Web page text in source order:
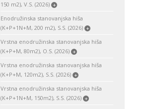
150 m2), V.S. (2026) +
Enodružinska stanovanjska hiša
(K+P+1N+M, 200 m2), S.S. (2026) +
Vrstna enodružinska stanovanjska hiša
(K+P+M, 80m2), O.S. (2026) +
Vrstna enodružinska stanovanjska hiša
(K+P+M, 120m2), S.S. (2026) +
Vrstna enodružinska stanovanjska hiša
(K+P+1N+M, 150m2), S.S. (2026) +